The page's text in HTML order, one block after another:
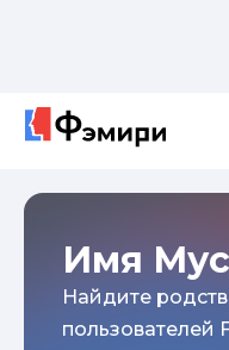
Имя
Найдите
пользователей